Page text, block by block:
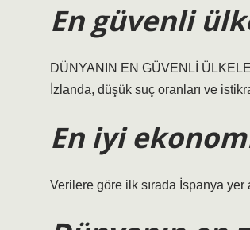
En güvenli
DÜNYANIN EN GÜVENLİ
İzlanda, düşük suç oranları ve
En iyi
Verilere göre ilk sırada İspanya yer